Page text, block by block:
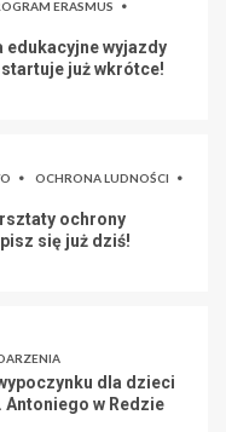
ERASMUS
edukacyjne wyjazdy
już wkrótce!
OCHRONA LUDNOŚCI
ochrony
się już dziś!
dla dzieci
Antoniego w Redzie